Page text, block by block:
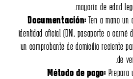
mayoría
Documentación:Ten a
identidad oficial (DNI,
un comprobante de domicilio
Método de pago: